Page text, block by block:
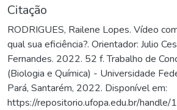
Citação
RODRIGUES, Railene Lopes. Vídeo
qual sua eficiência?. Orientador: Julio
Fernandes. 2022. 52 f. Trabalho de
(Biologia e Química) - Universidade
Pará, Santarém, 2022. Disponível em:
https://repositorio.ufopa.edu.br/